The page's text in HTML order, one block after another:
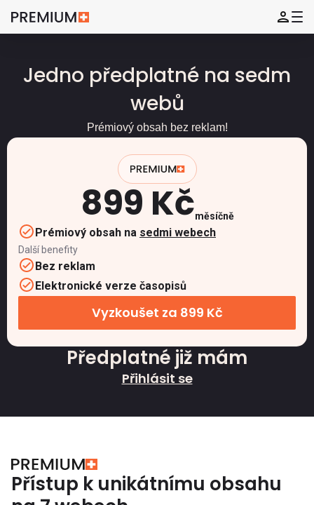
Jedno předplatné na sedm
webů
Prémiový obsah bez reklam!
899 Kčměsíčně
Prémiový obsah na sedmi webech
Další benefity
Bez reklam
Elektronické verze časopisů
Vyzkoušet za 899 Kč
Předplatné již mám
Přihlásit se
Přístup k unikátnímu obsahu